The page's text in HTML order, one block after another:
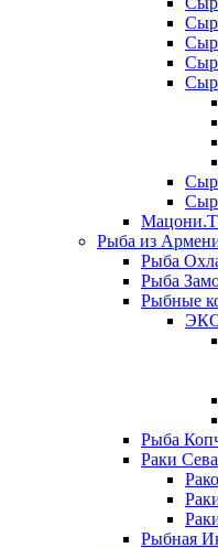
Сыр
Сыр
Сыр
Сыр
Рыба из
Рыба
Рыба
Рыбные
Рыба
Раки
Рыбная